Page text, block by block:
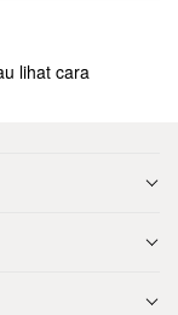
lihat cara